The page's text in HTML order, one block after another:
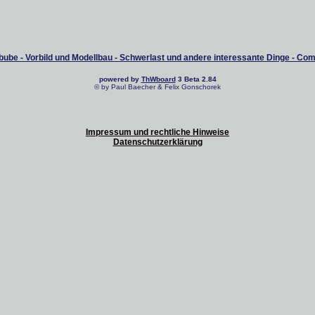
- Vorbild und Modellbau - Schwerlast und andere interessante Dinge -
powered by ThWboard3 Beta 2.84
© by Paul Baecher & Felix Gonschorek
Impressum und rechtliche Hinweise
Datenschutzerklärung